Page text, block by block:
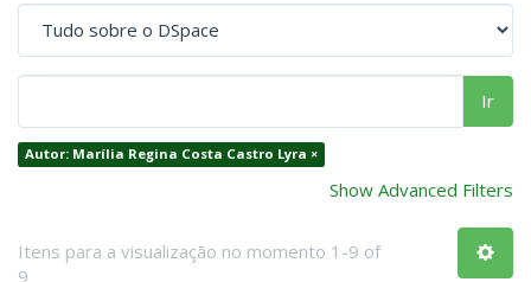
Ir
Autor: Marília Regina Costa Castro Lyra ×
Show Advanced Filters
Itens para a visualização no momento 1-9 of
9